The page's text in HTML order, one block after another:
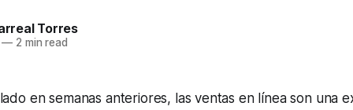
Torres
—2 min read
en semanas anteriores, las ventas en línea son una